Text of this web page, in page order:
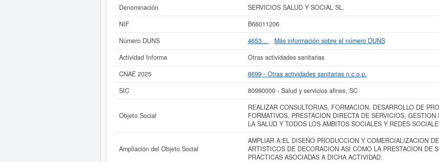
3.100 €. Esta empresa ha publicado 6 actos en el BORME y se dió de alta en el Registro
Si está interesado en conocer más datos de la empresa SERVICIOS SALUD Y SOCIAL SL. puede
SERVICIOS SALUD Y SOCIAL SL. y consultar los resultados de sus años de actividad, así como los balances
La última actualización del informe de empresa se ha realizado el 03/10/2025.
Denominación
SERVICIOS SALUD Y SOCIAL SL.
NIF
B66011206
Número DUNS
4653...
Más información sobre el número DUNS
Actividad Informa
Otras actividades sanitarias
CNAE 2025
8699 - Otras actividades sanitarias n.c.o.p.
SIC
80990000 - Salud y servicios afines, SC
Objeto Social
REALIZAR CONSULTORIAS, FORMACION, DESARROLLO DE
FORMATIVOS, PRESTACION DIRECTA DE SERVICIOS,
LA SALUD Y TODOS LOS AMBITOS SOCIALES Y REDES
Ampliación del Objeto Social
AMPLIAR A:EL DISEÑO PRODUCCION Y COMERCIALIZACION
ARTISTICOS DE DECORACION ASI COMO LA PRESTACION DE
PRACTICAS ASOCIADAS A DICHA ACTIVIDAD.